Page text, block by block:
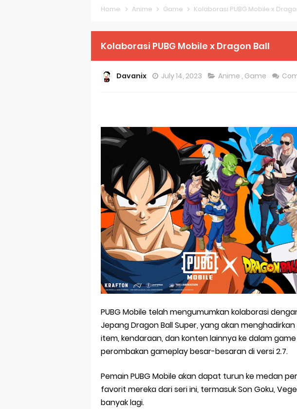
Forex-themed Kurumi-chan Gets
Petals of Reincarnation Reveals New
Mistress Kanan is Devilishly Easy
Sakuna: Of Rice and Ruin Sequel
KonoSuba Get 4th Season
Monster Eater Receives Anime in April
Skeleton Knight in Another World
Basketball Project ZERO RISE Gets
Jujutsu Kaisen Season 3 New Visual
The Case Book of Arne Reveals New
Made in Abyss: Mezameru Shinpi
Home Anime Game Kolaborasi PUBG Mobile x
Kolaborasi PUBG Mobile x Dragon Ball
Davanix July 14, 2023 Anime , Game
PUBG Mobile telah mengumumkan kolaborasi
Jepang Dragon Ball Super, yang akan
item, kendaraan, dan konten lainnya ke dalam
perombakan gameplay besar-besaran di versi 2.7.
Pemain PUBG Mobile akan dapat turun ke medan
favorit mereka dari seri ini, termasuk Son Goku,
banyak lagi.